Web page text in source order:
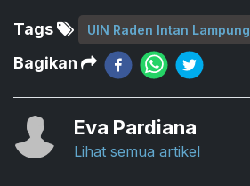
Tags UIN Raden Intan Lampung
Bagikan
Eva Pardiana
Lihat semua artikel